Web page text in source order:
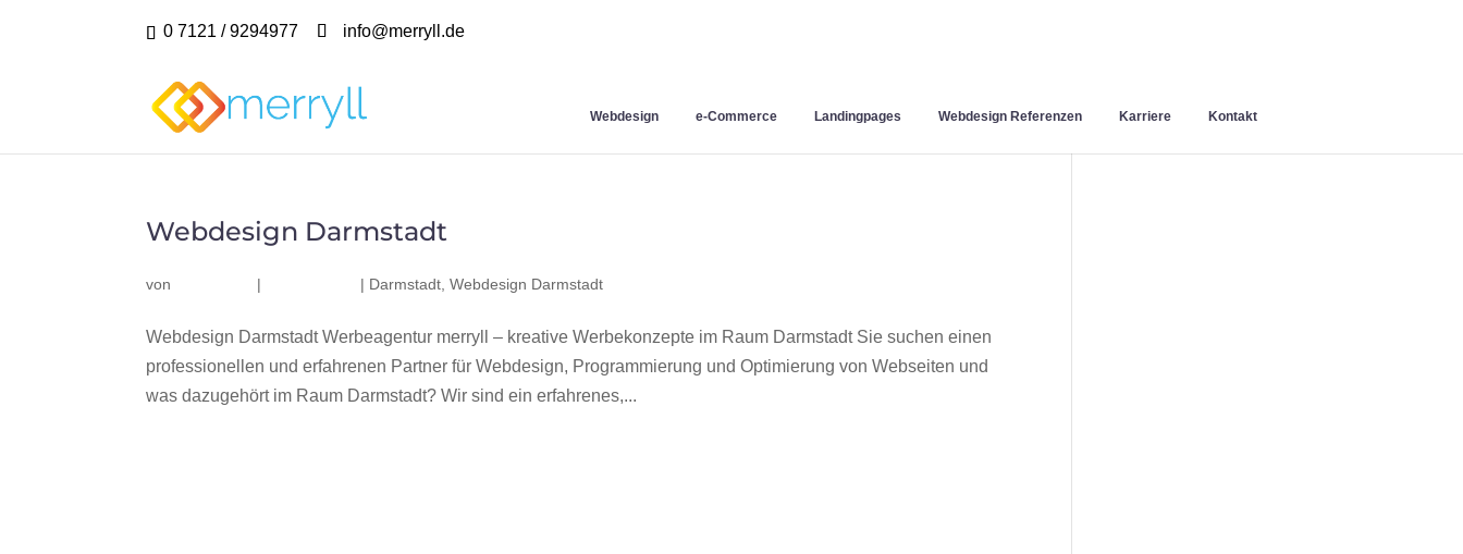
0 7121 / 9294977 info@merryll.de
Webdesign e-Commerce Landingpages Webdesign Referenzen Karriere Kontakt
Webdesign Darmstadt
von | | Darmstadt ,Webdesign Darmstadt
Webdesign Darmstadt Werbeagentur merryll – kreative Werbekonzepte im Raum Darmstadt Sie suchen einen
professionellen und erfahrenen Partner für Webdesign, Programmierung und Optimierung von Webseiten und
was dazugehört im Raum Darmstadt? Wir sind ein erfahrenes,...